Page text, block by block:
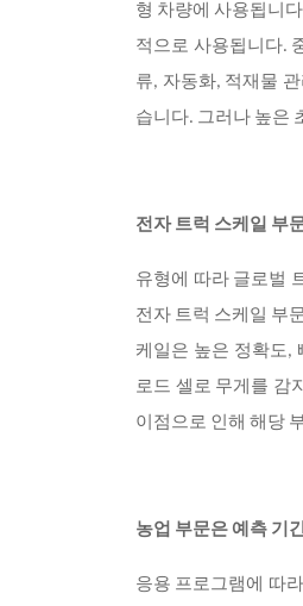
형 차량에 사용됩니
적으로 사용됩니다.
류, 자동화, 적재물
습니다. 그러나 높은
전자 트럭 스케일 부
유형에 따라 글로벌
전자 트럭 스케일 부
케일은 높은 정확도,
로드 셀로 무게를 감
이점으로 인해 해당
농업 부문은 예측 기
응용 프로그램에 따